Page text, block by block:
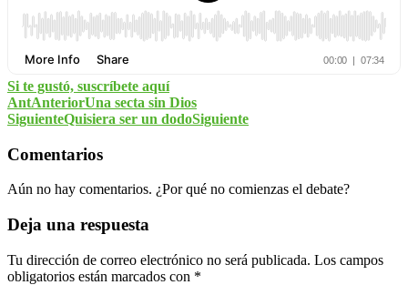
Si te gustó, suscríbete aquí
AntAnteriorUna secta sin Dios
SiguienteQuisiera ser un dodoSiguiente
Comentarios
Aún no hay comentarios. ¿Por qué no comienzas el debate?
Deja una respuesta
Tu dirección de correo electrónico no será publicada. Los campos
obligatorios están marcados con *